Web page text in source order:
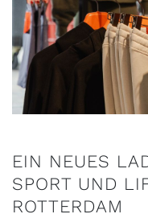
EIN NEUES
SPORT UND
ROTTERDAM